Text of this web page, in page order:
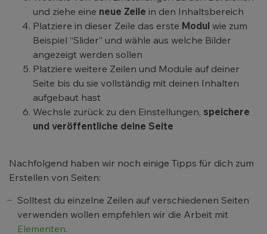
und ziehe eine neue Zeile in den Inhaltsbereich
Platziere in dieser Zeile das erste Modul wie zum
Beispiel “Slider” und wähle aus welche Bilder
angezeigt werden sollen
Platziere weitere Zeilen und Module auf deiner
Seite bis du sie vollständig mit deinen Inhalten
aufgebaut hast
Wechsle zurück zu den Einstellungen, speichere
und veröffentliche deine Seite
Nachfolgend haben wir noch einige Tipps für dich zum
Erstellen von Seiten:
Solltest du einzelne Zeilen auf verschiedenen Seiten
verwenden wollen empfehlen wir die Arbeit mit
Elementen.